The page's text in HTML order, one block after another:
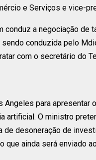
e Serviços e vice-
conduz a negociação
conduzida pelo
com o secretário do
Angeles para
artificial. O ministro
de desoneração de
que ainda será enviado